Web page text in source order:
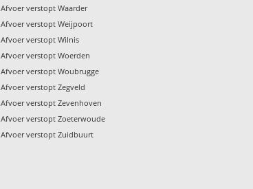
Afvoer verstopt Waarder
Afvoer verstopt Weijpoort
Afvoer verstopt Wilnis
Afvoer verstopt Woerden
Afvoer verstopt Woubrugge
Afvoer verstopt Zegveld
Afvoer verstopt Zevenhoven
Afvoer verstopt Zoeterwoude
Afvoer verstopt Zuidbuurt